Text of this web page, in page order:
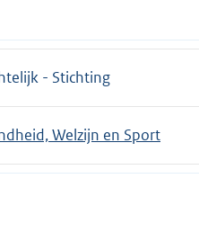
- Stichting
Welzijn en Sport